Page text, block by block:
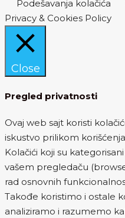
Podešavanja kolačića
Privacy & Cookies Policy
Close
Pregled privatnosti
Ovaj web sajt koristi
iskustvo prilikom
Kolačići koji su
vašem pregledaču
rad osnovnih
Takođe koristimo i ostale
analiziramo i razumemo